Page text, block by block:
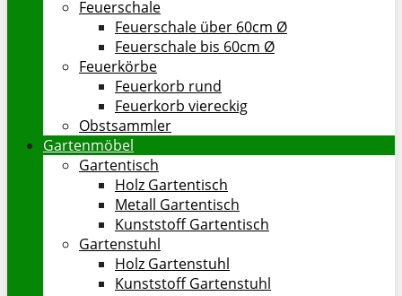
Feuerschale
Feuerschale über 60cm Ø
Feuerschale bis 60cm Ø
Feuerkörbe
Feuerkorb rund
Feuerkorb viereckig
Obstsammler
Gartenmöbel
Gartentisch
Holz Gartentisch
Metall Gartentisch
Kunststoff Gartentisch
Gartenstuhl
Holz Gartenstuhl
Kunststoff Gartenstuhl